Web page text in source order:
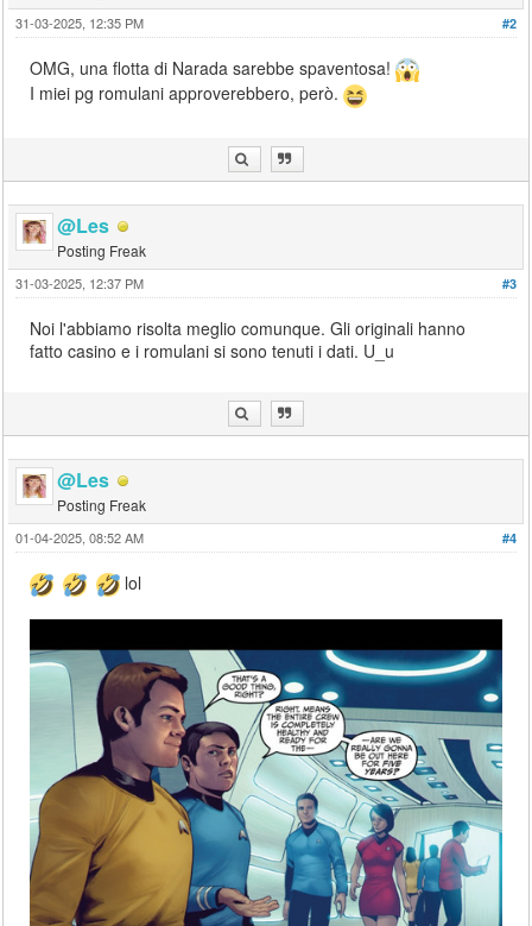
#2
31-03-2025, 12:35 PM
OMG, una flotta di Narada sarebbe spaventosa!
I miei pg romulani approverebbero, però.
@Les
Posting Freak
#3
31-03-2025, 12:37 PM
Noi l'abbiamo risolta meglio comunque. Gli originali hanno
fatto casino e i romulani si sono tenuti i dati. U_u
@Les
Posting Freak
#4
01-04-2025, 08:52 AM
lol